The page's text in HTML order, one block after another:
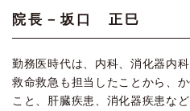
院長－坂口 正巳
勤務医時代は、内科、消化器内
救命救急も担当したことから、
こと、肝臓疾患、消化器疾患な